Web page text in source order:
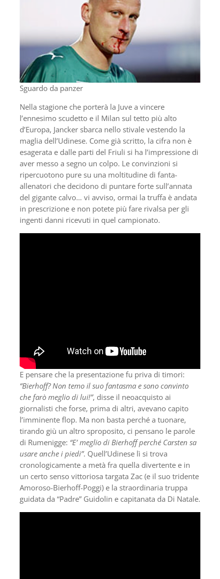
Sguardo da panzer
Nella stagione che porterà la Juve a vincere
l’ennesimo scudetto e il Milan sul tetto più alto
d’Europa, Jancker sbarca nello stivale vestendo la
maglia dell’Udinese. Come già scritto, la cifra non è
esagerata e dalle parti del Friuli si ha l’impressione di
aver messo a segno un colpo. Le convinzioni si
ripercuotono pure su una moltitudine di fanta-
allenatori che decidono di puntare forte sull’annata
del gigante calvo… vi avviso, ormai la truffa è andata
in prescrizione e non potete più fare rivalsa per gli
ingenti danni ricevuti in quel campionato.
E pensare che la presentazione fu priva di timori:
“Bierhoff? Non temo il suo fantasma e sono convinto
che farò meglio di lui!”, disse il neoacquisto ai
giornalisti che forse, prima di altri, avevano capito
l’imminente flop. Ma non basta perché a tuonare,
tirando giù un altro sproposito, ci pensano le parole
di Rumenigge: “E’ meglio di Bierhoff perché Carsten sa
usare anche i piedi”. Quell’Udinese lì si trova
cronologicamente a metà fra quella divertente e in
un certo senso vittoriosa targata Zac (e il suo tridente
Amoroso-Bierhoff-Poggi) e la straordinaria truppa
guidata da “Padre” Guidolin e capitanata da Di Natale.